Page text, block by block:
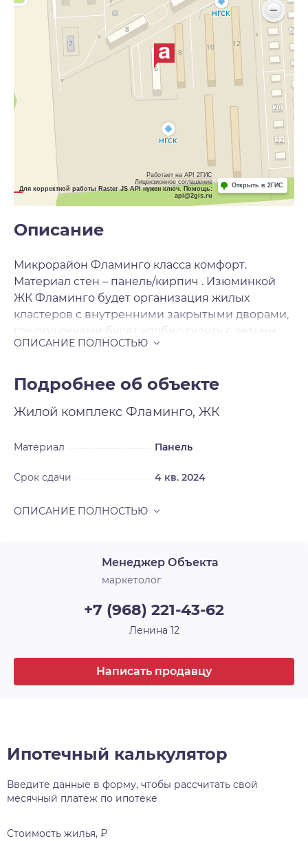
Работает на API 2ГИС
Лицензионное соглашение
Для корректной работы Raster JS API нужен ключ. Помощь:
api@2gis.ru
Открыть в 2ГИС
Описание
Микрорайон Фламинго класса комфорт.
Материал стен – панель/кирпич . Изюминкой
ЖК Фламинго будет организация жилых
кластеров с внутренними закрытыми дворами,
где под окнами будет удобно гулять с детьми.
Для продажи будут предложены 1-2-3-
планировками. Отделка чистовая .
Подробнее об объекте
Жилой комплекс Фламинго, ЖК
Материал Панель
Срок сдачи 4 кв. 2024
Менеджер Объекта
маркетолог
+7 (968) 221-43-62
Ленина 12
Написать продавцу
Ипотечный калькулятор
Введите данные в форму, чтобы рассчитать свой
месячный платеж по ипотеке
Стоимость жилья, ₽